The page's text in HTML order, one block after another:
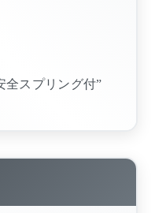
全スプリング付”